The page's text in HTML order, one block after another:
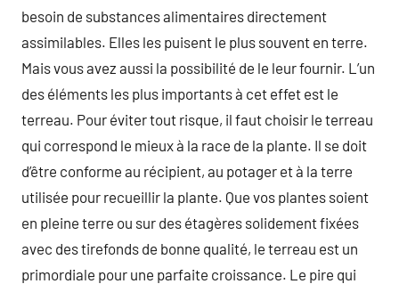
besoin de substances alimentaires directement
assimilables. Elles les puisent le plus souvent en terre.
Mais vous avez aussi la possibilité de le leur fournir. L’un
des éléments les plus importants à cet effet est le
terreau. Pour éviter tout risque, il faut choisir le terreau
qui correspond le mieux à la race de la plante. Il se doit
d’être conforme au récipient, au potager et à la terre
utilisée pour recueillir la plante. Que vos plantes soient
en pleine terre ou sur des étagères solidement fixées
avec des tirefonds de bonne qualité, le terreau est un
primordiale pour une parfaite croissance. Le pire qui